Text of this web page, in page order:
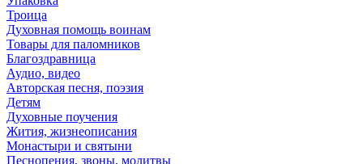
Троица
Духовная помощь воинам
Товары для паломников
Благоздравница
Аудио, видео
Авторская песня, поэзия
Детям
Духовные поучения
Жития, жизнеописания
Монастыри и святыни
Песнопения, звоны, молитвы